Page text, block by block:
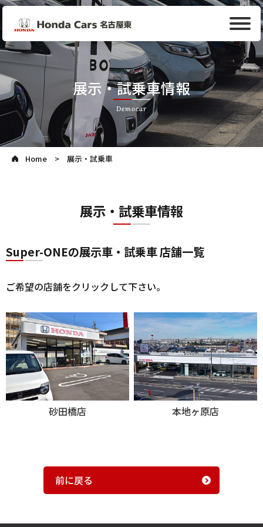
展示・試乗車情報
Democar
Home 展示・試乗車
展示・試乗車情報
Super-ONEの展示車・試乗車 店舗一覧
ご希望の店舗をクリックして下さい。
砂田橋店 本地ヶ原店
前に戻る